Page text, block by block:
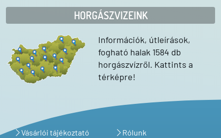
HORGÁSZVIZEINK
Információk, útleírások,
fogható halak 1584 db
horgászvízről. Kattints a
térképre!
Vásárlói tájékoztató
Rólunk